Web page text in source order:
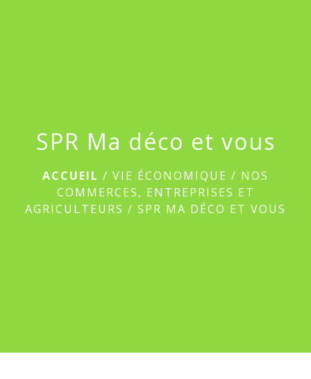
SPR Ma déco et vous
ACCUEIL / VIE ÉCONOMIQUE / NOS
COMMERCES, ENTREPRISES ET
AGRICULTEURS / SPR MA DÉCO ET VOUS